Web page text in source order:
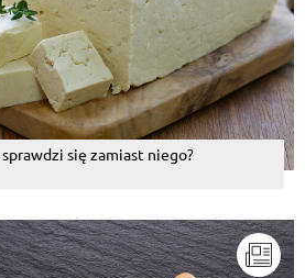
się zamiast niego?